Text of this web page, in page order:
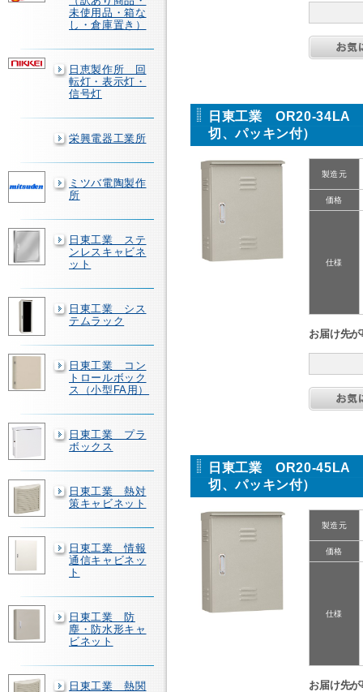
未使用品・箱な
し・倉庫置き）
日恵製作所 回
転灯・表示灯・
信号灯
栄興電器工業所
ミツバ電陶製作
所
日東工業 ステ
ンレスキャビネ
ット
日東工業 シス
テムラック
日東工業 コン
トロールボック
ス（小型FA用）
日東工業 プラ
ボックス
日東工業 熱対
策キャビネット
日東工業 情報
通信キャビネッ
ト
日東工業 防
塵・防水形キャ
ビネット
日東工業 熱関
日東工業 OR20-34LA
切、パッキン付）
製造元
価格
仕様
お届け先
日東工業 OR20-45LA
切、パッキン付）
製造元
価格
仕様
お届け先